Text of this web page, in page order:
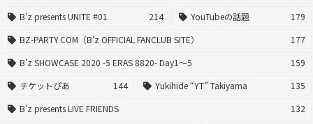
B’z presents UNITE #01
214 YouTubeの話題
179
BZ-PARTY.COM（B'z OFFICIAL FANCLUB SITE）
177
B’z SHOWCASE 2020 -5 ERAS 8820- Day1〜5
159
チケットぴあ
144 Yukihide “YT” Takiyama
135
B’z presents LIVE FRIENDS
132